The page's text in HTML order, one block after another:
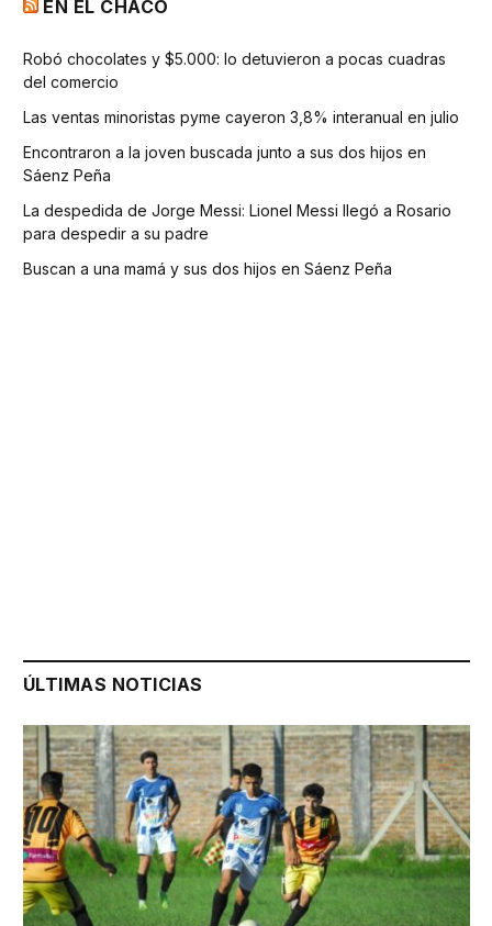
EN EL CHACO
Robó chocolates y $5.000: lo detuvieron a pocas cuadras
del comercio
Las ventas minoristas pyme cayeron 3,8% interanual en julio
Encontraron a la joven buscada junto a sus dos hijos en
Sáenz Peña
La despedida de Jorge Messi: Lionel Messi llegó a Rosario
para despedir a su padre
Buscan a una mamá y sus dos hijos en Sáenz Peña
ÚLTIMAS NOTICIAS